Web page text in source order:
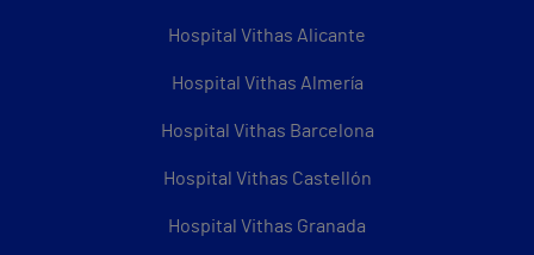
Hospital Vithas Alicante
Hospital Vithas Almería
Hospital Vithas Barcelona
Hospital Vithas Castellón
Hospital Vithas Granada